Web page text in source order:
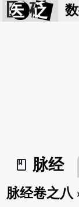
医 砭
book_2
脉经
脉经卷之八